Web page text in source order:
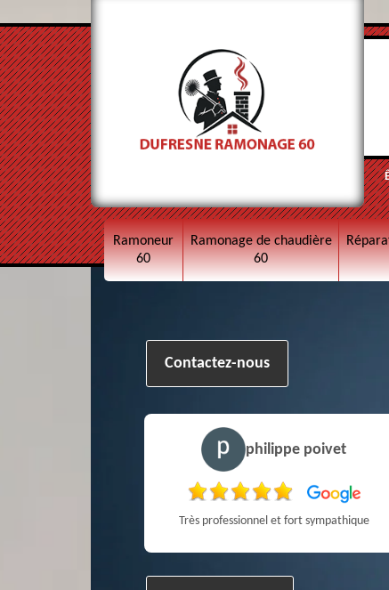
Ramoneur
60
Ramonage de chaudière
60
Contactez-nous
philippe poivet
Très professionnel et fort sympathique